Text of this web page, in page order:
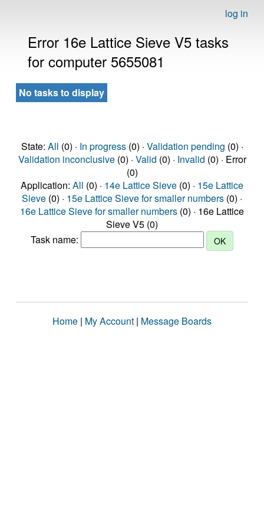
log in
Error 16e Lattice Sieve V5 tasks
for computer 5655081
No tasks to display
State: All (0) · In progress(0) · Validation pending (0) ·
Validation inconclusive(0) · Valid (0) · Invalid (0) · Error
(0)
Application: All (0) · 14e Lattice Sieve (0) · 15e Lattice
Sieve (0) · 15e Lattice Sieve for smaller numbers (0) ·
16e Lattice Sieve for smaller numbers (0) · 16e Lattice
Sieve V5 (0)
Task name:
Home | My Account | Message Boards